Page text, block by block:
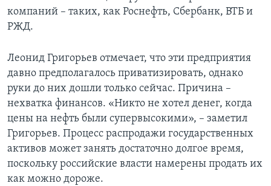
компаний – таких, как Роснефть, Сбербанк, ВТБ и
РЖД.
Леонид Григорьев отмечает, что эти предприятия
давно предполагалось приватизировать, однако
руки до них дошли только сейчас. Причина –
нехватка финансов. «Никто не хотел денег, когда
цены на нефть были супервысокими», – заметил
Григорьев. Процесс распродажи государственных
активов может занять достаточно долгое время,
поскольку российские власти намерены продать их
как можно дороже.